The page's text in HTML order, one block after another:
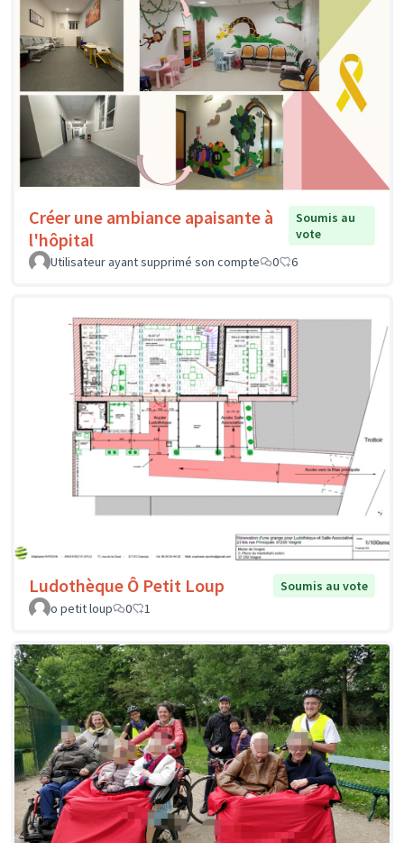
Créer une ambiance apaisante à
l'hôpital
Soumis au
vote
Utilisateur ayant supprimé son compte
0 6
Ludothèque Ô Petit Loup
Soumis au vote
o petit loup
0 1